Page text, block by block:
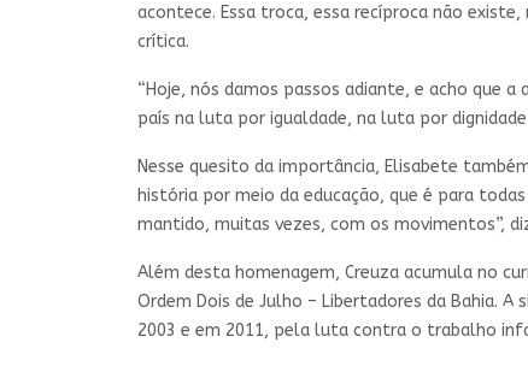
acontece. Essa troca, essa recíproca não
crítica.
“Hoje, nós damos passos adiante, e acho que
país na luta por igualdade, na luta por
Nesse quesito da importância, Elisabete
história por meio da educação, que é para
mantido, muitas vezes, com os movimentos”,
Além desta homenagem, Creuza acumula no
Ordem Dois de Julho – Libertadores da Bahia.
2003 e em 2011, pela luta contra o trabalho